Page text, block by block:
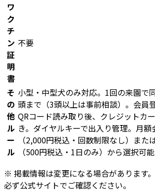
ワ
ク
チ
ン
証
明
書
不要
そ
の
他
ル
ー
ル
小型・中型犬のみ対応。1回の来園で
頭まで（3頭以上は事前相談）。会員
QRコード読み取り後、クレジットカ
き。ダイヤルキーで出入り管理。月額
（2,000円税込・回数制限なし）また
（500円税込・1日のみ）から選択可能
※ 掲載情報は変更になる場合があります
必ず公式サイトでご確認ください。